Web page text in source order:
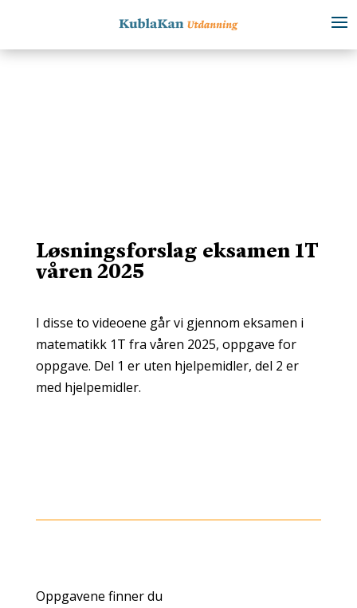
Løsningsforslag eksamen 1T
våren 2025
I disse to videoene går vi gjennom eksamen i
matematikk 1T fra våren 2025, oppgave for
oppgave. Del 1 er uten hjelpemidler, del 2 er
med hjelpemidler.
Oppgavene finner du